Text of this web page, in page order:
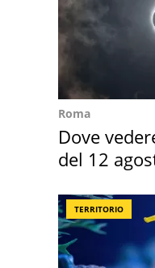
Roma
Dove
del 12
TERRITORIO